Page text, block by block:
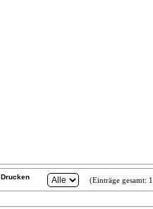
Drucken (Einträge gesamt: